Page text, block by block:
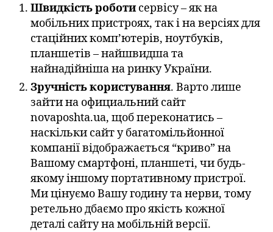
Швидкість роботисервісу – як на
мобільних пристроях, так і на версіях для
стаційних комп’ютерів, ноутбуків,
планшетів – найшвидша та
найнадійніша на ринку України.
Зручність користування. Варто лише
зайти на официальний сайт
novaposhta.ua, щоб переконатись –
наскільки сайт у багатомільйонної
компанії відображається “криво” на
Вашому смартфоні, планшеті, чи будь-
якому іншому портативному пристрої.
Ми цінуємо Вашу годину та нерви, тому
ретельно дбаємо про якість кожної
деталі сайту на мобільній версії.